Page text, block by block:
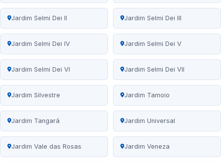
Jardim Selmi Dei II Jardim Selmi Dei III
Jardim Selmi Dei IV Jardim Selmi Dei V
Jardim Selmi Dei VI Jardim Selmi Dei VII
Jardim Silvestre Jardim Tamoio
Jardim Tangará Jardim Universal
Jardim Vale das Rosas Jardim Veneza